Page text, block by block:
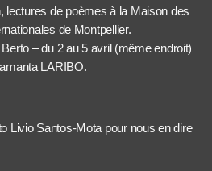
lectures de poèmes à la Maison des
de Montpellier.
– du 2 au 5 avril (même endroit)
LARIBO.
Livio Santos-Mota pour nous en dire